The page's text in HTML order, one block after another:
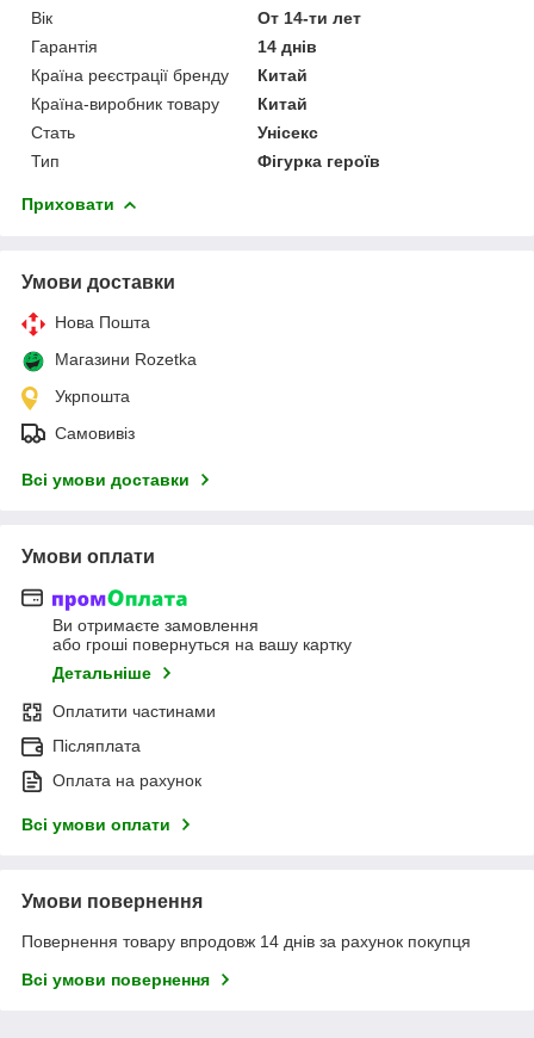
Вік
От 14-ти лет
Гарантія
14 днів
Країна реєстрації бренду
Китай
Країна-виробник товару
Китай
Стать
Унісекс
Тип
Фігурка героїв
Приховати
Умови доставки
Нова Пошта
Магазини Rozetka
Укрпошта
Самовивіз
Всі умови доставки
Умови оплати
Ви отримаєте замовлення
або гроші повернуться на вашу картку
Детальніше
Оплатити частинами
Післяплата
Оплата на рахунок
Всі умови оплати
Умови повернення
Повернення товару впродовж 14 днів за рахунок покупця
Всі умови повернення